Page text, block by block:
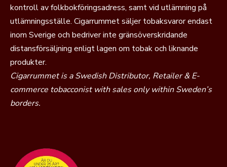
kontroll av folkbokföringsadress, samt vid utlämning på
utlämningsställe. Cigarrummet säljer tobaksvaror endast
inom Sverige och bedriver inte gränsöverskridande
distansförsäljning enligt lagen om tobak och liknande
produkter.
Cigarrummet is a Swedish Distributor, Retailer & E-
commerce tobacconist with sales only within Sweden’s
borders.